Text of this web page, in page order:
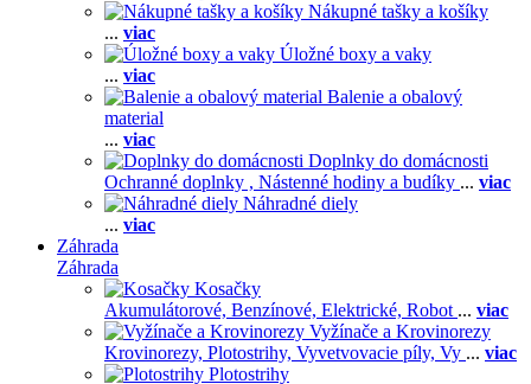
Nákupné tašky a košíky
... viac
Úložné boxy a vaky
... viac
Balenie a obalový
material
... viac
Doplnky do domácnosti
Ochranné doplnky , Nástenné hodiny a budíky ... viac
Náhradné diely
... viac
Záhrada
Záhrada
Kosačky
Akumulátorové, Benzínové, Elektrické, Robot ... viac
Vyžínače a Krovinorezy
Krovinorezy, Plotostrihy, Vyvetvovacie píly, Vy ... viac
Plotostrihy